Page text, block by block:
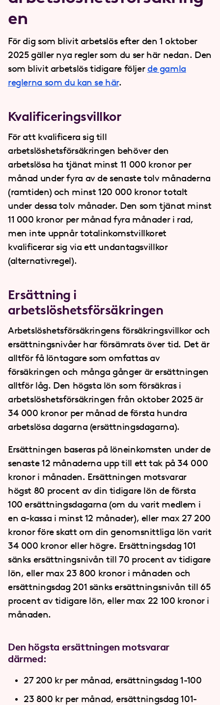
en
För dig som blivit arbetslös efter den 1 oktober
2025 gäller nya regler som du ser här nedan. Den
som blivit arbetslös tidigare följer de gamla
reglerna som du kan se här.
Kvalificeringsvillkor
För att kvalificera sig till
arbetslöshetsförsäkringen behöver den
arbetslösa ha tjänat minst 11 000 kronor per
månad under fyra av de senaste tolv månaderna
(ramtiden) och minst 120 000 kronor totalt
under dessa tolv månader. Den som tjänat minst
11 000 kronor per månad fyra månader i rad,
men inte uppnår totalinkomstvillkoret
kvalificerar sig via ett undantagsvillkor
(alternativregel).
Ersättning i
arbetslöshetsförsäkringen
Arbetslöshetsförsäkringens försäkringsvillkor och
ersättningsnivåer har försämrats över tid. Det är
alltför få löntagare som omfattas av
försäkringen och många gånger är ersättningen
alltför låg. Den högsta lön som försäkras i
arbetslöshetsförsäkringen från oktober 2025 är
34 000 kronor per månad de första hundra
arbetslösa dagarna (ersättningsdagarna).
Ersättningen baseras på löneinkomsten under de
senaste 12 månaderna upp till ett tak på 34 000
kronor i månaden. Ersättningen motsvarar
högst 80 procent av din tidigare lön de första
100 ersättningsdagarna (om du varit medlem i
en a-kassa i minst 12 månader), eller max 27 200
kronor före skatt om din genomsnittliga lön varit
34 000 kronor eller högre. Ersättningsdag 101
sänks ersättningsnivån till 70 procent av tidigare
lön, eller max 23 800 kronor i månaden och
ersättningsdag 201 sänks ersättningsnivån till 65
procent av tidigare lön, eller max 22 100 kronor i
månaden.
Den högsta ersättningen motsvarar
därmed:
27 200 kr per månad, ersättningsdag 1-100
23 800 kr per månad, ersättningsdag 101-